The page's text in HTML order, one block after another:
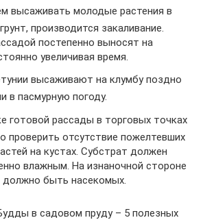
высаживать молодые растения в
производится закаливание.
постепенно выносят на
увеличивая время.
высаживают на клумбу поздно
в пасмурную погоду.
готовой рассады в торговых точках
проверить отсутствие пожелтевших
на кустах. Субстрат должен
влажным. На изнаночной стороне
должно быть насекомых.
в садовом пруду – 5 полезных